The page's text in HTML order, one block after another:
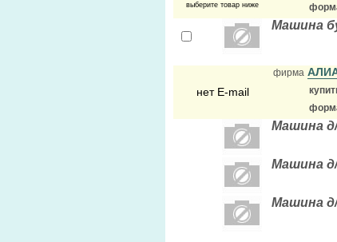
выберите товар ниже
Машина
нет E-mail
фирма
Машина
Машина
Машина